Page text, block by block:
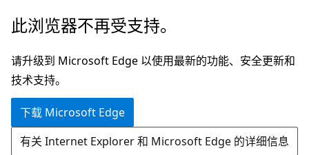
跳
主
要
内
跳
页
内
导
此浏览器不再受支持。
请升级到 Microsoft Edge 以使用最新的功能、安全更新和
技术支持。
下载 Microsoft Edge
有关 Internet Explorer 和 Microsoft Edge 的详细信息